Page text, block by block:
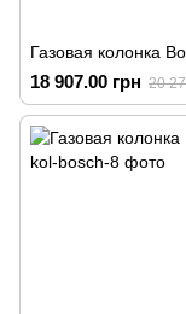
Газовая колонка
18 907.00 грн 20